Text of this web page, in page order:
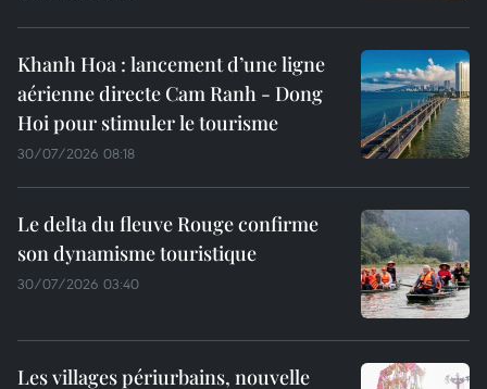
Khanh Hoa : lancement d’une ligne
aérienne directe Cam Ranh - Dong
Hoi pour stimuler le tourisme
30/07/2026 08:18
Le delta du fleuve Rouge confirme
son dynamisme touristique
30/07/2026 03:40
Les villages périurbains, nouvelle